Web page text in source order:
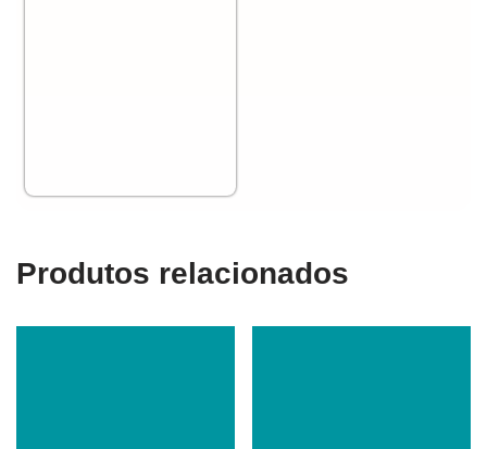
Produtos relacionados